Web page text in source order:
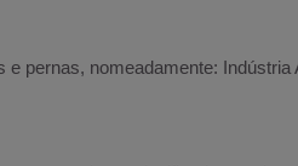
pernas, nomeadamente: Indústria